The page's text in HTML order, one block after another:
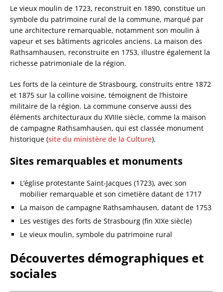
Le vieux moulin de 1723, reconstruit en 1890, constitue un
symbole du patrimoine rural de la commune, marqué par
une architecture remarquable, notamment son moulin à
vapeur et ses bâtiments agricoles anciens. La maison des
Rathsamhausen, reconstruite en 1753, illustre également la
richesse patrimoniale de la région.
Les forts de la ceinture de Strasbourg, construits entre 1872
et 1875 sur la colline voisine, témoignent de l’histoire
militaire de la région. La commune conserve aussi des
éléments architecturaux du XVIIIe siècle, comme la maison
de campagne Rathsamhausen, qui est classée monument
historique (site du ministère de la Culture).
Sites remarquables et monuments
L’église protestante Saint-Jacques (1723), avec son
mobilier remarquable et son cimetière datant de 1717
La maison de campagne Rathsamhausen, datant de 1753
Les vestiges des forts de Strasbourg (fin XIXe siècle)
Le vieux moulin, symbole du patrimoine rural
Découvertes démographiques et
sociales